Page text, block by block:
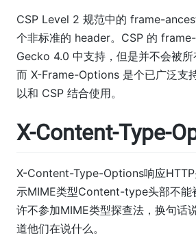
CSP Level 2 规范中的 frame-
个非标准的 header。CSP 的
Gecko 4.0 中支持，但是并不会被
而 X-Frame-Options 是个已广泛支
以和 CSP 结合使用。
X-Content-Type-
X-Content-Type-Options响应HTTP
示MIME类型Content-type头部不能
许不参加MIME类型探查法，换句话
道他们在说什么。